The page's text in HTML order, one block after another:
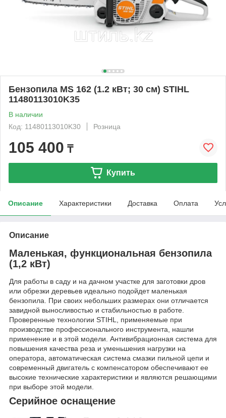
Бензопила MS 162 (1.2 кВт; 30 см) STIHL
11480113010K35
В наличии
Код: 11480113010K30
Розница
105 400 ₸
Купить
Описание Характеристики Доставка Оплата
Описание
Маленькая, функциональная бензопила
(1,2 кВт)
Для работы в саду и на дачном участке для заготовки дров
или обрезки деревьев идеально подойдет маленькая
бензопила. При своих небольших размерах они отличается
завидной выносливостью и стабильностью в работе.
Проверенные технологии STIHL, применяемые при
производстве профессионального инструмента, нашли
применение и в этой модели. Антивибрационная система для
повышения качества реза и уменьшения нагрузки на
оператора, автоматическая система смазки пильной цепи и
современный двигатель с компенсатором обеспечивают ее
высокие технические характеристики и являются решающими
при выборе этой модели.
Серийное оснащение